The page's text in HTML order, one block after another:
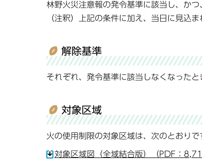
林野火災注意報の発令基準に該当し、か
（注釈）上記の条件に加え、当日に見込
解除基準
それぞれ、発令基準に該当しなくなったと
対象区域
火の使用制限の対象区域は、次のとおりで
対象区域図（全域結合版）（PDF：